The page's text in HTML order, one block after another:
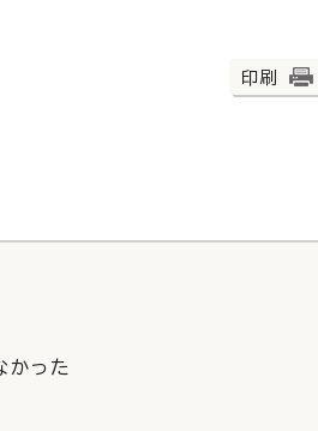
印刷
かった